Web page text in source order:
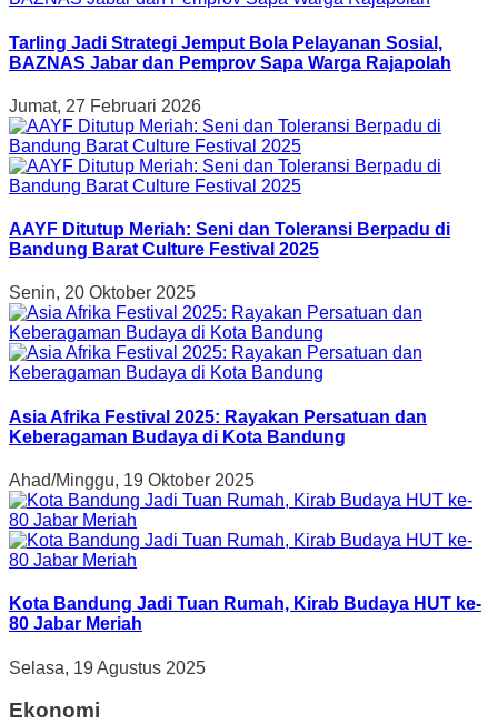
Tarling Jadi Strategi Jemput Bola Pelayanan Sosial,
BAZNAS Jabar dan Pemprov Sapa Warga Rajapolah
Jumat, 27 Februari 2026
AAYF Ditutup Meriah: Seni dan Toleransi Berpadu di
Bandung Barat Culture Festival 2025
Senin, 20 Oktober 2025
Asia Afrika Festival 2025: Rayakan Persatuan dan
Keberagaman Budaya di Kota Bandung
Ahad/Minggu, 19 Oktober 2025
Kota Bandung Jadi Tuan Rumah, Kirab Budaya HUT ke-
80 Jabar Meriah
Selasa, 19 Agustus 2025
Ekonomi